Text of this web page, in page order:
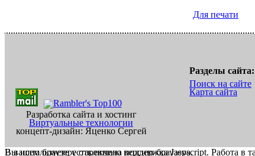
Для печати
Разработка сайта и хостинг
Виртуальные технологии
концепт-дизайн: Яценко Сергей
Разделы сайта:
Поиск на сайте
Карта сайта
В вашем браузере отключена поддержка Jasvscript. Работа в
Вы используете устаревшую версию браузера.